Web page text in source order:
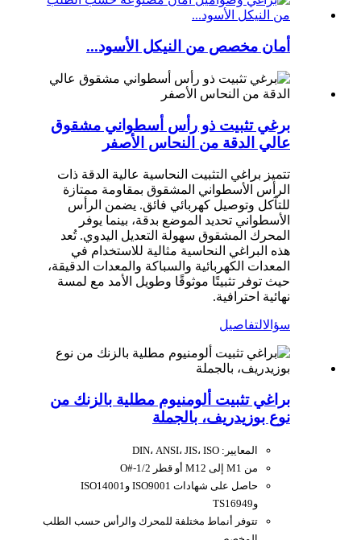
أمان مخصص من النيكل الأسود...
برغي تثبيت ذو رأس أسطواني مشقوق
عالي الدقة من النحاس الأصفر
تتميز براغي التثبيت النحاسية عالية الدقة ذات
الرأس الأسطواني المشقوق بمقاومة ممتازة
للتآكل وتوصيل كهربائي فائق. يضمن الرأس
الأسطواني تحديد الموضع بدقة، بينما يوفر
المحرك المشقوق سهولة التعديل اليدوي. تُعد
هذه البراغي النحاسية مثالية للاستخدام في
المعدات الكهربائية والسباكة والمعدات الدقيقة،
حيث توفر تثبيتًا موثوقًا وطويل الأمد مع لمسة
نهائية احترافية.
سؤالالتفاصيل
براغي تثبيت ألومنيوم مطلية بالزنك من
نوع بوزيدريف، بالجملة
المعايير: DIN، ANSI، JIS، ISO
من M1 إلى M12 أو قطر O#-1/2
حاصل على شهادات ISO9001 وISO14001
وTS16949
تتوفر أنماط مختلفة للمحرك والرأس حسب الطلب